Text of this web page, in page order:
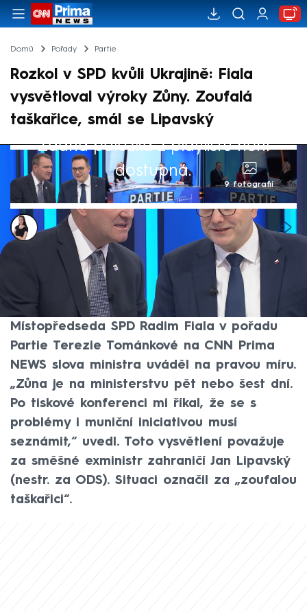
Domů Pořady Partie
Rozkol v SPD kvůli Ukrajině: Fiala
vysvětloval výroky Zůny. Zoufalá
taškařice, smál se Lipavský
Žádná položka z playlistu není
dostupná.
9 fotografií
Monika Kabourková
21. pro 2025, 13:45
Výrok ministra obrany Jaromíra Zůny (za
SPD) o „nezpochybnění muniční iniciativy“
vyvolal v hnutí a mezi jeho voliči poprask.
Místopředseda SPD Radim Fiala v pořadu
Partie Terezie Tománkové na CNN Prima
NEWS slova ministra uváděl na pravou míru.
„Zůna je na ministerstvu pět nebo šest dní.
Po tiskové konferenci mi říkal, že se s
problémy i muniční iniciativou musí
seznámit,“ uvedl. Toto vysvětlení považuje
za směšné exministr zahraničí Jan Lipavský
(nestr. za ODS). Situaci označil za „zoufalou
taškařici“.